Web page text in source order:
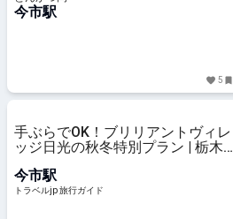
今市駅
5
手ぶらでOK！ブリリアントヴィレ
ッジ日光の秋冬特別プラン | 栃木県
今市駅
トラベルjp 旅行ガイド